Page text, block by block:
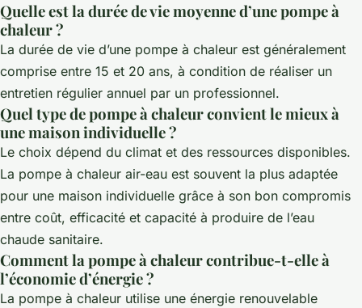
Quelle est la durée de vie moyenne d’une pompe à
chaleur ?
La durée de vie d’une pompe à chaleur est généralement
comprise entre 15 et 20 ans, à condition de réaliser un
entretien régulier annuel par un professionnel.
Quel type de pompe à chaleur convient le mieux à
une maison individuelle ?
Le choix dépend du climat et des ressources disponibles.
La pompe à chaleur air-eau est souvent la plus adaptée
pour une maison individuelle grâce à son bon compromis
entre coût, efficacité et capacité à produire de l’eau
chaude sanitaire.
Comment la pompe à chaleur contribue-t-elle à
l’économie d’énergie ?
La pompe à chaleur utilise une énergie renouvelable